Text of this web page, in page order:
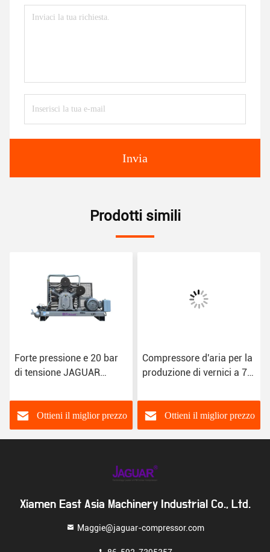
Invia
Prodotti simili
Forte pressione e 20 bar
di tensione JAGUAR
pistoni piatti per industria
Ottieni il miglior prezzo
Compressore d'aria per la
produzione di vernici a 7
Ottieni il miglior prezzo
Xiamen East Asia Machinery Industrial Co., Ltd.
Maggie@jaguar-compressor.com